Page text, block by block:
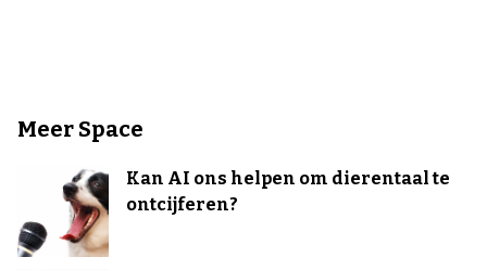
Meer Space
Kan AI ons helpen om dierentaal te
ontcijferen?